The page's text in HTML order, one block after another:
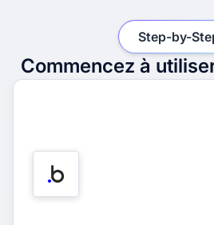
Commencez à
Step-by-